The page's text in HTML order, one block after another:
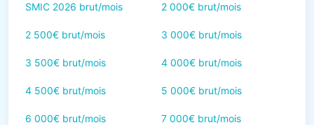
SMIC 2026 brut/mois 2 000€ brut/mois
2 500€ brut/mois 3 000€ brut/mois
3 500€ brut/mois 4 000€ brut/mois
4 500€ brut/mois 5 000€ brut/mois
6 000€ brut/mois 7 000€ brut/mois